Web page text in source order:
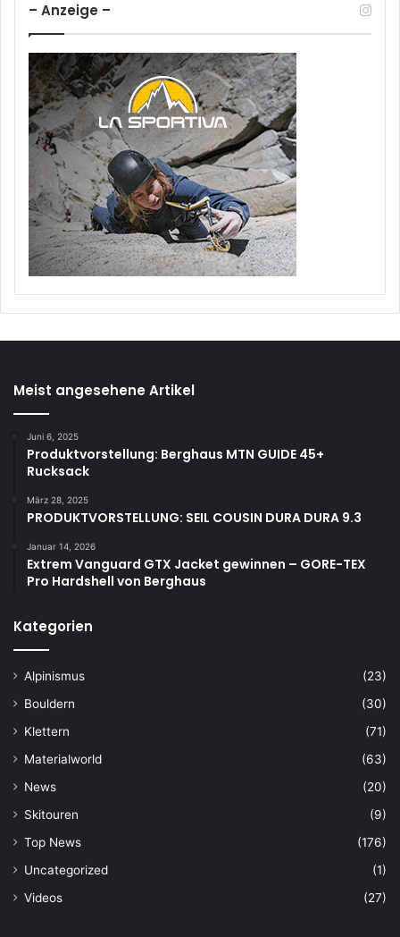
– Anzeige –
Meist angesehene Artikel
Juni 6, 2025
Produktvorstellung: Berghaus MTN GUIDE 45+
Rucksack
März 28, 2025
PRODUKTVORSTELLUNG: SEIL COUSIN DURA DURA 9.3
Januar 14, 2026
Extrem Vanguard GTX Jacket gewinnen – GORE-TEX
Pro Hardshell von Berghaus
Kategorien
Alpinismus
(23)
Bouldern
(30)
Klettern
(71)
Materialworld
(63)
News
(20)
Skitouren
(9)
Top News
(176)
Uncategorized
(1)
Videos
(27)